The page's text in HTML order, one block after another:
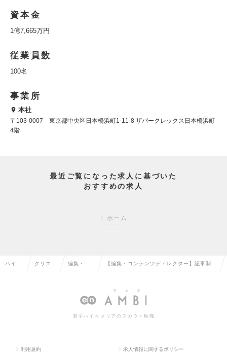
資本金
1億7,665万円
従業員数
100名
事業所
本社
〒103-0007 東京都中央区日本橋浜町1-11-8 ザパークレックス日本橋浜町
4階
最近ご覧になった求人に基づいた
おすすめの求人
ホーム
ハイク クリエイ 編集・コ
ターの転
【編集・コンテンツディレクター】記事制作
ート・時差出勤OK！の求人情報
若手ハイキャリアのスカウト転職
利用規約 求人情報に関するポリシー